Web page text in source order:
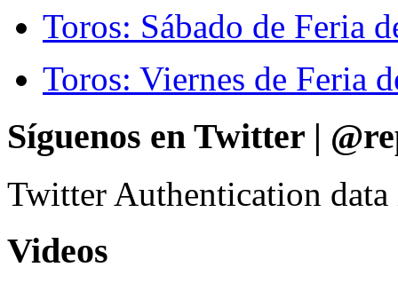
Toros: Sábado de Feria
Toros: Viernes de Feria
Síguenos en Twitter |
Twitter Authentication
Videos